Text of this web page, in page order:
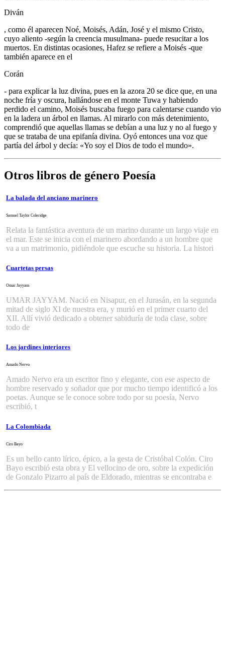
Diván
, como él aparecen Noé, Moisés, Adán, José y el mismo Cristo,
cuyo aliento -según la creencia musulmana- puede resucitar a los
muertos. En distintas ocasiones, Hafez se refiere a Moisés -que
también aparece en el
Corán
- para explicar la luz divina, pues en la azora 20 se dice que, en una
noche fría y oscura, hallándose en el monte Tuwa y habiendo
perdido el camino, Moisés buscaba fuego para calentarse cuando vio
en la ladera un árbol en llamas. Al mirarlo con más detenimiento,
comprendió que aquellas llamas se debían a una luz y no al fuego y
que se trataba de una epifanía divina. Oyó entonces una voz que
partía del árbol y decía: «Yo soy el Dios de todo el mundo».
Otros libros de género Poesía
La balada del anciano marinero
Samuel Taylor Coleridge
Relata la fantástica aventura de un marino durante un largo viaje en
el mar. Este se inicia con el marinero abordando a un hombre que
va a un matrimonio, pidiéndole que escuche su historia. La histori
Cuartetas persas
Omar Jayyam
UMAR JAYYAM. Nació en Nisapur, en el Jurasán, en la segunda
mitad de siglo XI de nuestra era, y murió en el primer cuarto del
XII. Allí vivió dedicado a obtener sabiduría de toda clase, sobre
todo de
Los jardines interiores
Amado Nervo
Amado Nervo era un escritor fino y elegante, con ese aspecto de
hombre reservado y soñador que por mucho tiempo identificó a los
poetas. Aunque se le conoce sobre todo por su poesía, Nervo
escribió, t
La Colombiada
Ciro Bayo
Es un bello canto lírico, épico, a la gesta de Cristóbal Colón. Ciro
Bayo escribió esta obra y El vellocino de oro, sobre la expedición
de Gonzalo Pizarro al país de Eldorado, mientras se encontraba e